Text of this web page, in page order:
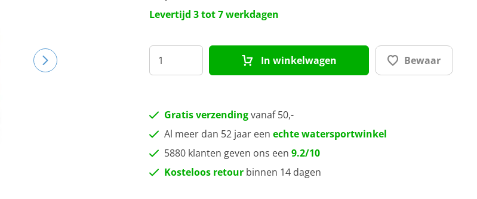
350 mm
Levertijd 3 tot 7 werkdagen
In winkelwagen Bewaar
Gratis verzendingvanaf 50,-
Al meer dan 52 jaar een echte watersportwinkel
5880 klanten geven ons een 9.2/10
Kosteloos retourbinnen 14 dagen